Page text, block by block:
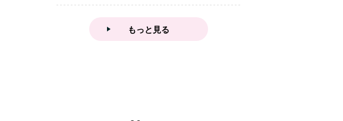
もっと見る